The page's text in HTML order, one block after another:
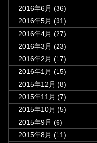
2016年6月 (36)
2016年5月 (31)
2016年4月 (27)
2016年3月 (23)
2016年2月 (17)
2016年1月 (15)
2015年12月 (8)
2015年11月 (7)
2015年10月 (5)
2015年9月 (6)
2015年8月 (11)